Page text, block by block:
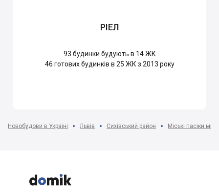
РІЕЛ
93 будинки будують в 14 ЖК
46 готових будинків в 25 ЖК з 2013 року
Новобудови в Україні Львів Сихівський район Міські пасіки мкр-


